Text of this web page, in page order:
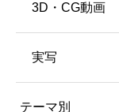
3D・CG動画
実写
テーマ別